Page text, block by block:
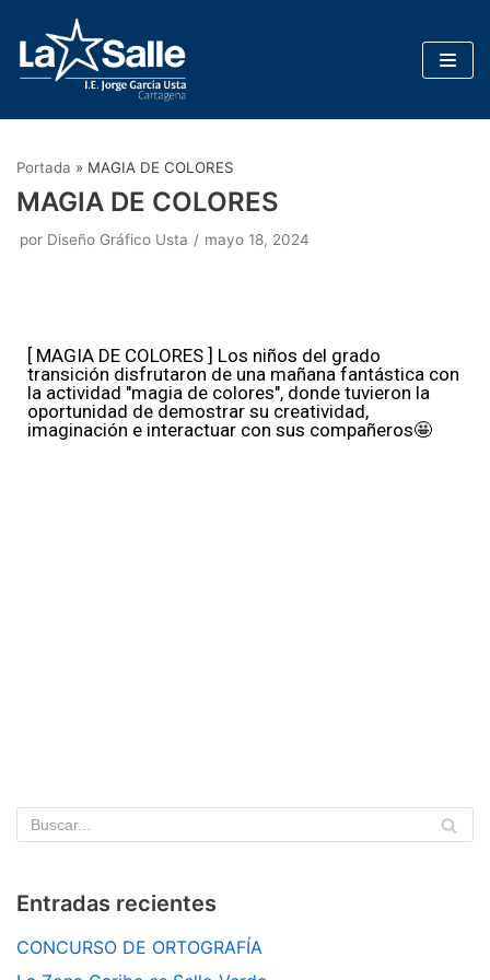
al
contenido
Portada » MAGIA DE COLORES
MAGIA DE COLORES
por Diseño Gráfico Usta mayo 18, 2024
[ MAGIA DE COLORES ] Los niños del grado
transición disfrutaron de una mañana fantástica con
la actividad "magia de colores", donde tuvieron la
oportunidad de demostrar su creatividad,
imaginación e interactuar con sus compañeros🤩
Entradas recientes
CONCURSO DE ORTOGRAFÍA